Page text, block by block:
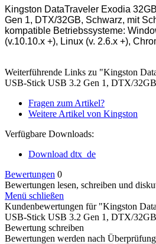
Kingston DataTraveler Exodia
Gen 1, DTX/32GB, Schwarz, mit
kompatible Betriebssysteme:
(v.10.10.x +), Linux (v. 2.6.x +),
Weiterführende Links zu "Kingston
USB-Stick USB 3.2 Gen 1, DTX/
Fragen zum Artikel?
Weitere Artikel von Kingston
Verfügbare Downloads:
Download dtx_de
Bewertungen 0
Bewertungen lesen, schreiben und
Menü schließen
Kundenbewertungen für "Kingston
USB-Stick USB 3.2 Gen 1, DTX/
Bewertung schreiben
Bewertungen werden nach